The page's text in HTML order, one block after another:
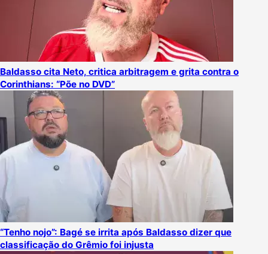
Baldasso cita Neto, critica arbitragem e grita contra o
Corinthians: “Põe no DVD”
“Tenho nojo”: Bagé se irrita após Baldasso dizer que
classificação do Grêmio foi injusta